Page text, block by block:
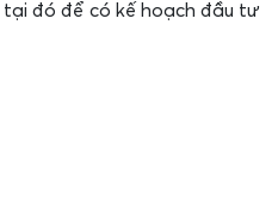
đó để có kế hoạch đầu tư